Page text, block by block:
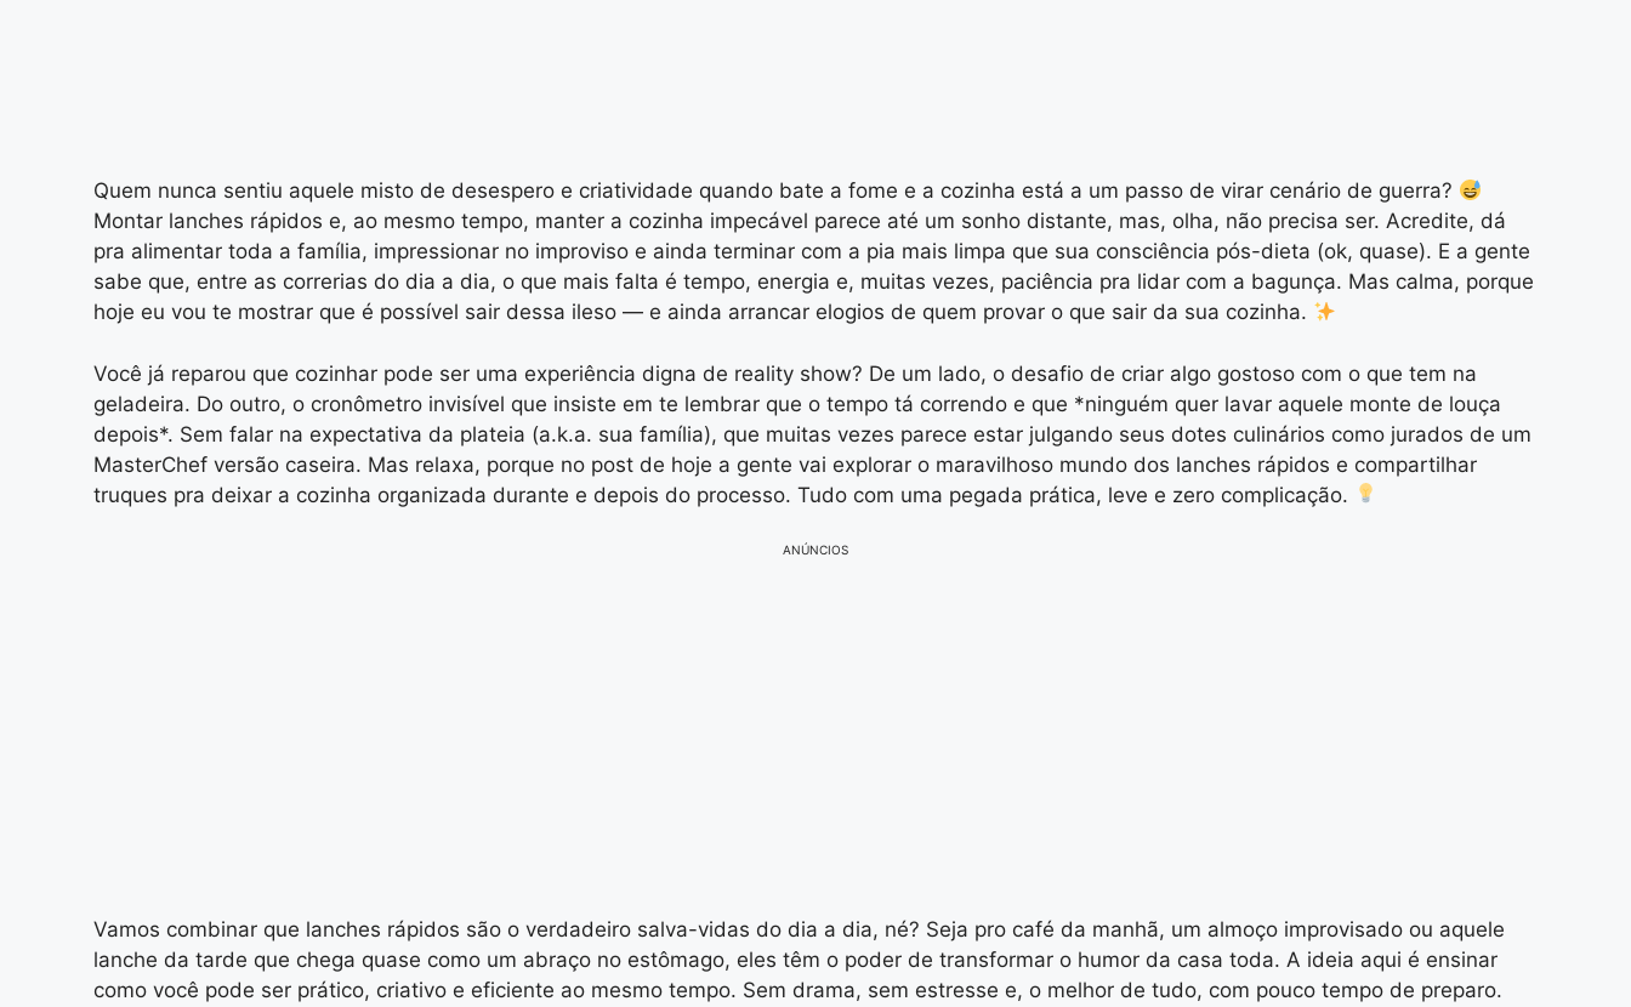
Quem nunca sentiu aquele misto de desespero e criatividade quando bate a fome e a cozinha está a um passo de virar cenário de guerra?
Montar lanches rápidos e, ao mesmo tempo, manter a cozinha impecável parece até um sonho distante, mas, olha, não precisa ser. Acredite, dá
pra alimentar toda a família, impressionar no improviso e ainda terminar com a pia mais limpa que sua consciência pós-dieta (ok, quase). E a gente
sabe que, entre as correrias do dia a dia, o que mais falta é tempo, energia e, muitas vezes, paciência pra lidar com a bagunça. Mas calma, porque
hoje eu vou te mostrar que é possível sair dessa ileso — e ainda arrancar elogios de quem provar o que sair da sua cozinha.
Você já reparou que cozinhar pode ser uma experiência digna de reality show? De um lado, o desafio de criar algo gostoso com o que tem na
geladeira. Do outro, o cronômetro invisível que insiste em te lembrar que o tempo tá correndo e que *ninguém quer lavar aquele monte de louça
depois*. Sem falar na expectativa da plateia (a.k.a. sua família), que muitas vezes parece estar julgando seus dotes culinários como jurados de um
MasterChef versão caseira. Mas relaxa, porque no post de hoje a gente vai explorar o maravilhoso mundo dos lanches rápidos e compartilhar
truques pra deixar a cozinha organizada durante e depois do processo. Tudo com uma pegada prática, leve e zero complicação.
ANÚNCIOS
Vamos combinar que lanches rápidos são o verdadeiro salva-vidas do dia a dia, né? Seja pro café da manhã, um almoço improvisado ou aquele
lanche da tarde que chega quase como um abraço no estômago, eles têm o poder de transformar o humor da casa toda. A ideia aqui é ensinar
como você pode ser prático, criativo e eficiente ao mesmo tempo. Sem drama, sem estresse e, o melhor de tudo, com pouco tempo de preparo.